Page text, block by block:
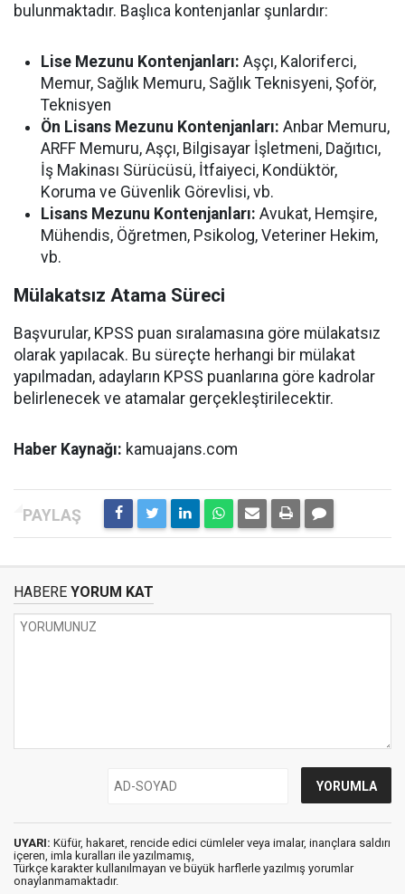
bulunmaktadır. Başlıca kontenjanlar şunlardır:
Lise Mezunu Kontenjanları: Aşçı, Kaloriferci,
Memur, Sağlık Memuru, Sağlık Teknisyeni, Şoför,
Teknisyen
Ön Lisans Mezunu Kontenjanları: Anbar Memuru,
ARFF Memuru, Aşçı, Bilgisayar İşletmeni, Dağıtıcı,
İş Makinası Sürücüsü, İtfaiyeci, Kondüktör,
Koruma ve Güvenlik Görevlisi, vb.
Lisans Mezunu Kontenjanları: Avukat, Hemşire,
Mühendis, Öğretmen, Psikolog, Veteriner Hekim,
vb.
Mülakatsız Atama Süreci
Başvurular, KPSS puan sıralamasına göre mülakatsız
olarak yapılacak. Bu süreçte herhangi bir mülakat
yapılmadan, adayların KPSS puanlarına göre kadrolar
belirlenecek ve atamalar gerçekleştirilecektir.
Haber Kaynağı: kamuajans.com
HABERE YORUM KAT
UYARI: Küfür, hakaret, rencide edici cümleler veya imalar, inançlara saldırı
içeren, imla kuralları ile yazılmamış,
Türkçe karakter kullanılmayan ve büyük harflerle yazılmış yorumlar
onaylanmamaktadır.